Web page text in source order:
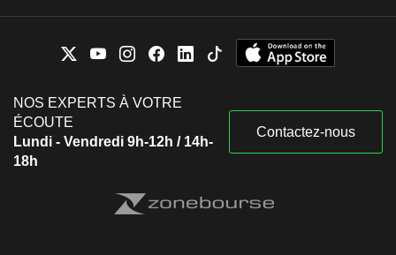
NOS EXPERTS À VOTRE
ÉCOUTE
Lundi - Vendredi 9h-12h / 14h-
18h
Contactez-nous